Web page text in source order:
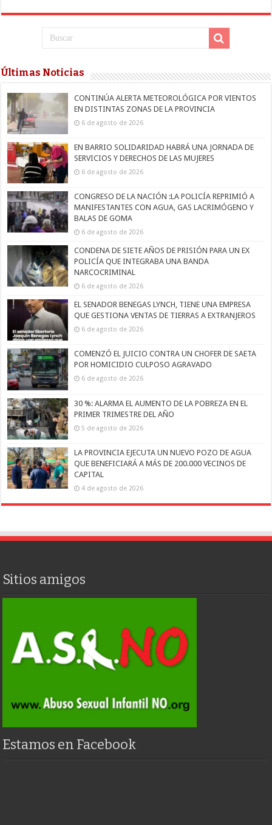
Últimas Noticias
CONTINÚA ALERTA METEOROLÓGICA POR VIENTOS
EN DISTINTAS ZONAS DE LA PROVINCIA
6 de agosto de 2026
EN BARRIO SOLIDARIDAD HABRÁ UNA JORNADA DE
SERVICIOS Y DERECHOS DE LAS MUJERES
6 de agosto de 2026
CONGRESO DE LA NACIÓN :LA POLICÍA REPRIMIÓ A
MANIFESTANTES CON AGUA, GAS LACRIMÓGENO Y
BALAS DE GOMA
6 de agosto de 2026
CONDENA DE SIETE AÑOS DE PRISIÓN PARA UN EX
POLICÍA QUE INTEGRABA UNA BANDA
NARCOCRIMINAL
6 de agosto de 2026
EL SENADOR BENEGAS LYNCH, TIENE UNA EMPRESA
QUE GESTIONA VENTAS DE TIERRAS A EXTRANJEROS
6 de agosto de 2026
COMENZÓ EL JUICIO CONTRA UN CHOFER DE SAETA
POR HOMICIDIO CULPOSO AGRAVADO
6 de agosto de 2026
30 %: ALARMA EL AUMENTO DE LA POBREZA EN EL
PRIMER TRIMESTRE DEL AÑO
5 de agosto de 2026
LA PROVINCIA EJECUTA UN NUEVO POZO DE AGUA
QUE BENEFICIARÁ A MÁS DE 200.000 VECINOS DE
CAPITAL
4 de agosto de 2026
Sitios amigos
Estamos en Facebook